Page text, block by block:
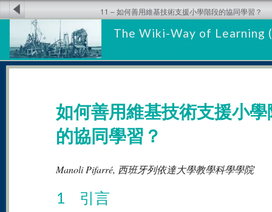
The Wiki-Way of Learning
11 – 如何善用維基技術支援小學階段的協同學習？
如何善用維基技術支援小學
的協同學習？
Manoli Pifarré, 西班牙列依達大學教學科學學院
1 引言